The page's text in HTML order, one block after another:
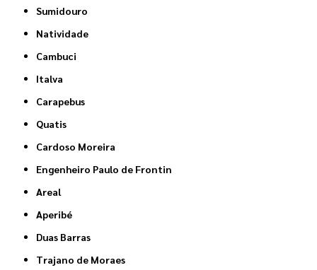
Sumidouro
Natividade
Cambuci
Italva
Carapebus
Quatis
Cardoso Moreira
Engenheiro Paulo de Frontin
Areal
Aperibé
Duas Barras
Trajano de Moraes